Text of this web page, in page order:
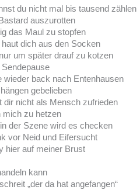
du nicht mal bis tausend zählen
auszurotten
das Maul zu stopfen
dich aus den Socken
um später drauf zu kotzen
back nach Entenhausen
gebelieben
dir nicht als Mensch zufrieden
zu hetzen
der Szene wird es checken
Neid und Eifersucht
hier auf meiner Brust
kann
„der da hat angefangen“